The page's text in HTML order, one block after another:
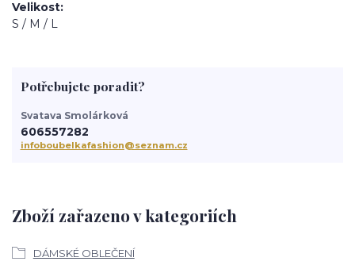
Velikost
S / M / L
Zboží zařazeno v kategoriích
DÁMSKÉ OBLEČENÍ
Potřebujete poradit?
Svatava Smolárková
606557282
infoboubelkafashion@seznam.cz